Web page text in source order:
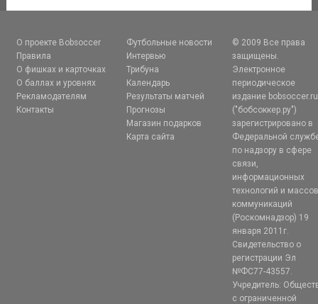
О проекте Bobsoccer
Правила
О фишках и карточках
О баллах и уровнях
Рекламодателям
Контакты
Футбольные новости
Интервью
Трибуна
Календарь
Результаты матчей
Прогнозы
Магазин подарков
Карта сайта
© 2009 Все права
защищены.
Электронное
периодическое
издание bobsoccer.ru
("бобсоккер.ру")
зарегистрировано в
Федеральной
по надзору в сфере
связи,
информационных
технологий и
коммуникаций
(Роскомнадзор) 19
января 2011г.
Свидетельство о
регистрации Эл
№ФС77-43557.
Учредитель:
с ограниченной